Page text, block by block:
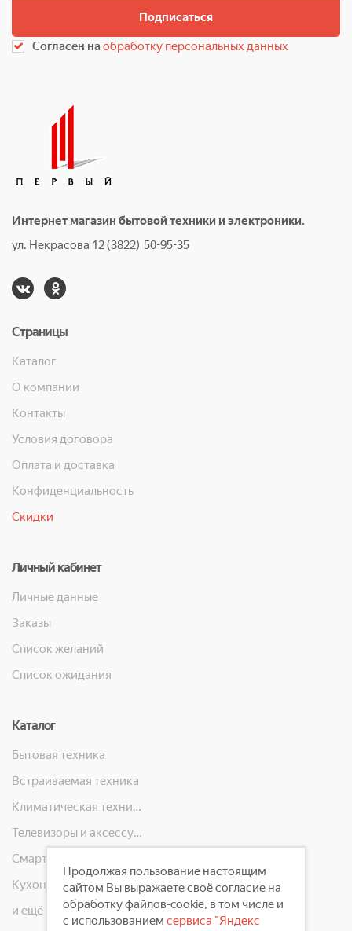
Подписаться
Согласен наобработку персональных данных
Интернет магазин бытовой техники и электроники.
ул. Некрасова 12 (3822) 50-95-35
Страницы
Каталог
О компании
Контакты
Условия договора
Оплата и доставка
Конфиденциальность
Скидки
Личный кабинет
Личные данные
Заказы
Список желаний
Список ожидания
Каталог
Бытовая техника
Встраиваемая техника
Климатическая техника
Телевизоры и аксессуары
Кухонная техника
и ещё 10 категорий
Продолжая пользование настоящим
сайтом Вы выражаете своё согласие на
обработку файлов-cookie, в том числе и
с использованием сервиса "Яндекс